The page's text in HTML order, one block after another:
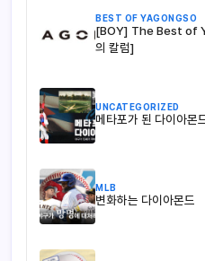
BEST OF YAGONGSO
[BOY] The Best of
의 칼럼]
UNCATEGORIZED
메타포가 된 다이아몬
MLB
변화하는 다이아몬드